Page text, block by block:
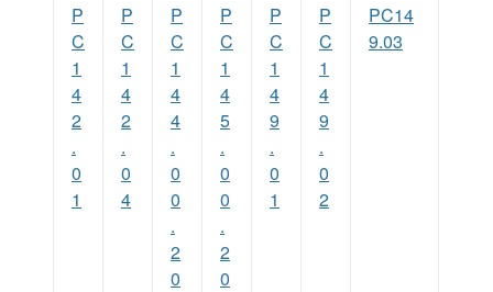
P
C
1
4
2
.
0
1
P
C
1
4
2
.
0
4
P
C
1
4
4
.
0
0
.
2
0
P
C
1
4
5
.
0
0
.
2
0
P
C
1
4
9
.
0
1
P
C
1
4
9
.
0
2
PC14
9.03